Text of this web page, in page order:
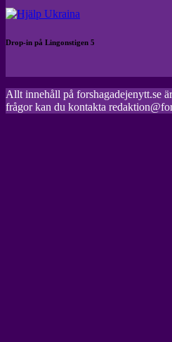
Drop-in på Lingonstigen 5
Allt innehåll på forshagadejenytt.se
frågor kan du kontakta